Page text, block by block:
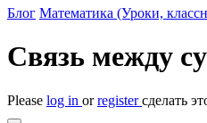
Блог Математика (Уроки,
Связь между
Please log in orregisterсделать